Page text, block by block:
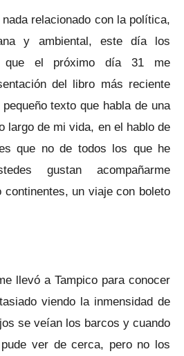
relacionado con la política,
y ambiental, este día los
que el próximo día 31 me
del libro más reciente
texto que habla de una
largo de mi vida, en el hablo de
que no de todos los que he
gustan acompañarme
un viaje con boleto
llevó a Tampico para conocer
viendo la inmensidad de
se veían los barcos y cuando
ver de cerca, pero no los